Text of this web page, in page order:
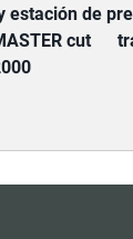
estación de
cut